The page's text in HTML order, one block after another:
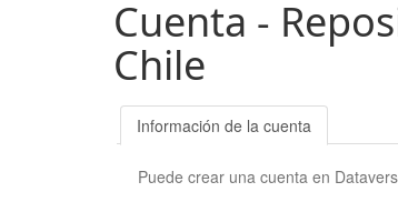
Cuenta -
Chile
Información de la cuenta
Puede crear una cuenta en